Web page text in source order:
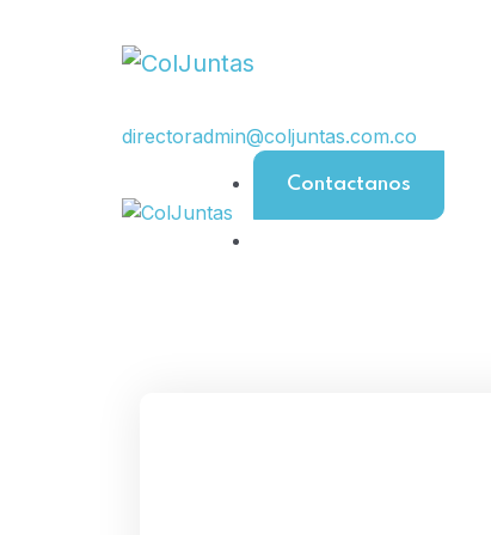
directoradmin@coljuntas.com.co
Contactanos